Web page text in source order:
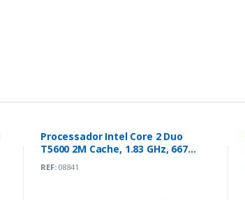
Processador Intel Core 2 Duo
T5600 2M Cache, 1.83 GHz, 667
MHz
REF:08841